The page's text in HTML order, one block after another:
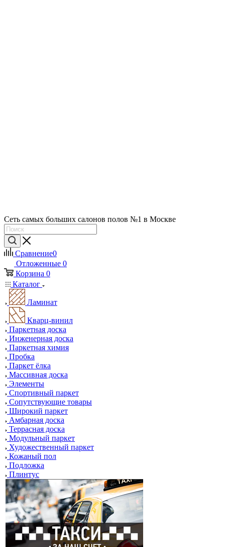
Сеть самых больших салонов полов №1 в Москве
Сравнение0
Отложенные 0
Корзина 0
Каталог
Ламинат
Кварц-винил
Паркетная доска
Инженерная доска
Паркетная химия
Пробка
Паркет ёлка
Массивная доска
Элементы
Спортивный паркет
Сопутствующие товары
Широкий паркет
Амбарная доска
Террасная доска
Модульный паркет
Художественный паркет
Кожаный пол
Подложка
Плинтус